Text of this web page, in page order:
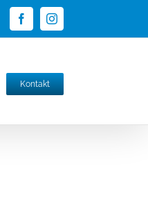
FacebookInstagram
Kontakt